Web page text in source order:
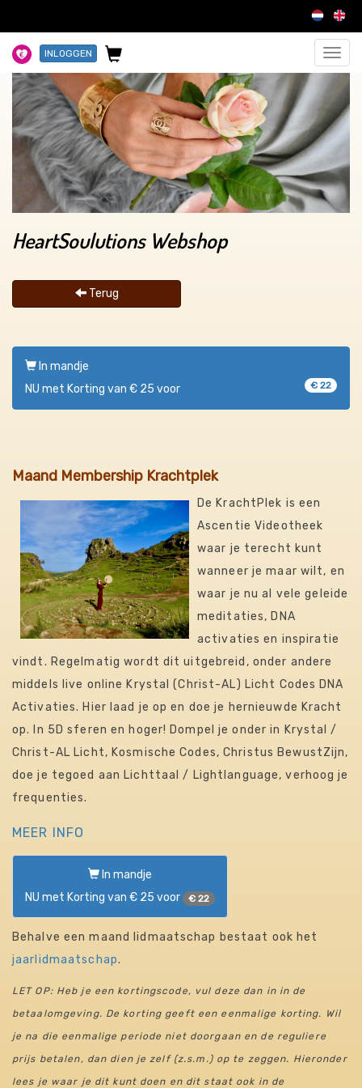
INLOGGEN
HeartSoulutions Webshop
Terug
In mandje
NU met Korting van € 25 voor
€ 22
Maand Membership Krachtplek
De KrachtPlek is een
Ascentie Videotheek
waar je terecht kunt
wanneer je maar wilt, en
waar je nu al vele geleide
meditaties, DNA
activaties en inspiratie
vindt. Regelmatig wordt dit uitgebreid, onder andere
middels live online Krystal (Christ-AL) Licht Codes DNA
Activaties. Hier laad je op en doe je hernieuwde Kracht
op. In 5D sferen en hoger! Dompel je onder in Krystal /
Christ-AL Licht, Kosmische Codes, Christus BewustZijn,
doe je tegoed aan Lichttaal / Lightlanguage, verhoog je
frequenties.
MEER INFO
In mandje
NU met Korting van € 25 voor
€ 22
Behalve een maand lidmaatschap bestaat ook het
jaarlidmaatschap.
LET OP: Heb je een kortingscode, vul deze dan in in de
betaalomgeving. De korting geeft een eenmalige korting. Wil
je na die eenmalige periode niet doorgaan en de reguliere
prijs betalen, dan dien je zelf (z.s.m.) op te zeggen. Hieronder
lees je waar je dit kunt doen en dit staat ook in de